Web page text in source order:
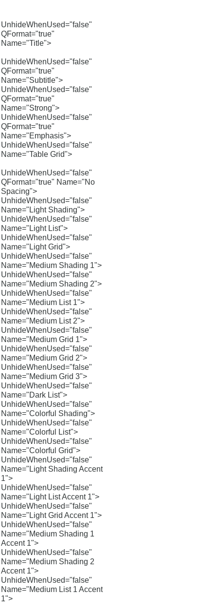
UnhideWhenUsed="false"
QFormat="true"
Name="Title">
UnhideWhenUsed="false"
QFormat="true"
Name="Subtitle">
UnhideWhenUsed="false"
QFormat="true"
Name="Strong">
UnhideWhenUsed="false"
QFormat="true"
Name="Emphasis">
UnhideWhenUsed="false"
Name="Table Grid">
UnhideWhenUsed="false"
QFormat="true" Name="No
Spacing">
UnhideWhenUsed="false"
Name="Light Shading">
UnhideWhenUsed="false"
Name="Light List">
UnhideWhenUsed="false"
Name="Light Grid">
UnhideWhenUsed="false"
Name="Medium Shading 1">
UnhideWhenUsed="false"
Name="Medium Shading 2">
UnhideWhenUsed="false"
Name="Medium List 1">
UnhideWhenUsed="false"
Name="Medium List 2">
UnhideWhenUsed="false"
Name="Medium Grid 1">
UnhideWhenUsed="false"
Name="Medium Grid 2">
UnhideWhenUsed="false"
Name="Medium Grid 3">
UnhideWhenUsed="false"
Name="Dark List">
UnhideWhenUsed="false"
Name="Colorful Shading">
UnhideWhenUsed="false"
Name="Colorful List">
UnhideWhenUsed="false"
Name="Colorful Grid">
UnhideWhenUsed="false"
Name="Light Shading Accent
1">
UnhideWhenUsed="false"
Name="Light List Accent 1">
UnhideWhenUsed="false"
Name="Light Grid Accent 1">
UnhideWhenUsed="false"
Name="Medium Shading 1
Accent 1">
UnhideWhenUsed="false"
Name="Medium Shading 2
Accent 1">
UnhideWhenUsed="false"
Name="Medium List 1 Accent
1">